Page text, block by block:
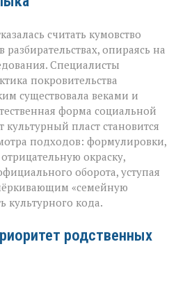
считать кумовство
опираясь на
Специалисты
покровительства
существовала веками и
форма социальной
пласт становится
подходов: формулировки,
окраску,
оборота, уступая
«семейную
культурного кода.
родственных